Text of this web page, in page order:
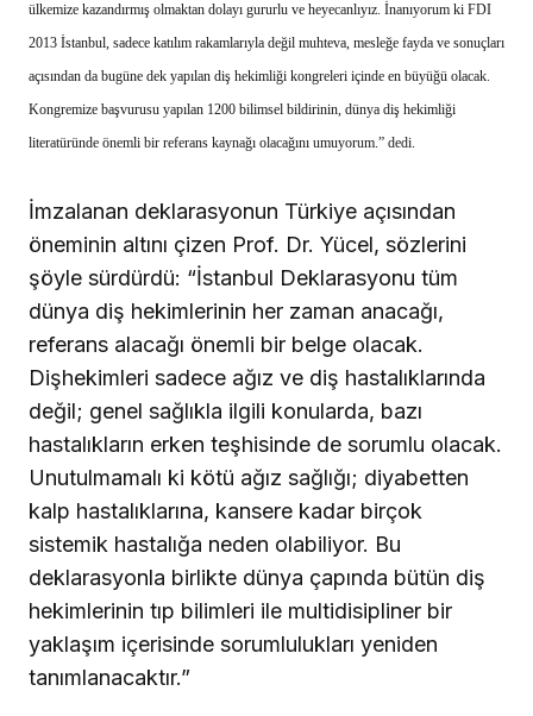
ülkemize kazandırmış olmaktan dolayı gururlu ve heyecanlıyız. İnanıyorum ki FDI
2013 İstanbul, sadece katılım rakamlarıyla değil muhteva, mesleğe fayda ve sonuçları
açısından da bugüne dek yapılan diş hekimliği kongreleri içinde en büyüğü olacak.
Kongremize başvurusu yapılan 1200 bilimsel bildirinin, dünya diş hekimliği
literatüründe önemli bir referans kaynağı olacağını umuyorum.” dedi.
İmzalanan deklarasyonun Türkiye açısından
öneminin altını çizen Prof. Dr. Yücel, sözlerini
şöyle sürdürdü: “İstanbul Deklarasyonu tüm
dünya diş hekimlerinin her zaman anacağı,
referans alacağı önemli bir belge olacak.
Dişhekimleri sadece ağız ve diş hastalıklarında
değil; genel sağlıkla ilgili konularda, bazı
hastalıkların erken teşhisinde de sorumlu olacak.
Unutulmamalı ki kötü ağız sağlığı; diyabetten
kalp hastalıklarına, kansere kadar birçok
sistemik hastalığa neden olabiliyor. Bu
deklarasyonla birlikte dünya çapında bütün diş
hekimlerinin tıp bilimleri ile multidisipliner bir
yaklaşım içerisinde sorumlulukları yeniden
tanımlanacaktır.”